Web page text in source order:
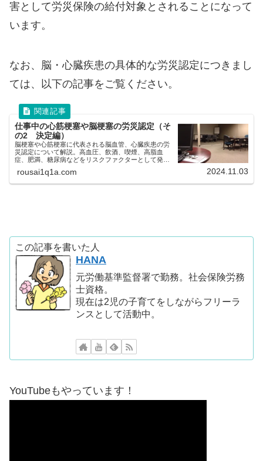
害として労災保険の給付対象とされることになって
います。
なお、脳・心臓疾患の具体的な労災認定につきまし
ては、以下の記事をご覧ください。
仕事中の心筋梗塞や脳梗塞の労災認定（そ
の2 決定編）
脳梗塞や心筋梗塞に代表される脳血管、心臓疾患の労
災認定について解説。高血圧、飲酒、喫煙、高脂血
症、肥満、糖尿病などをリスクファクターとして発症
いて解説。
rousai1q1a.com 2024.11.03
この記事を書いた人
HANA
元労働基準監督署で勤務。社会保険労務
士資格。
現在は2児の子育てをしながらフリーラ
ンスとして活動中。
YouTubeもやっています！